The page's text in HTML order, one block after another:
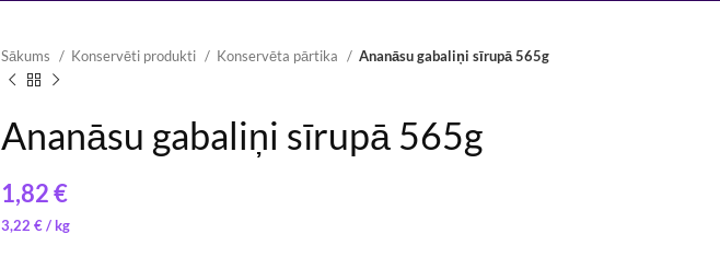
Sākums Konservēti produkti Konservēta pārtika Ananāsu gabaliņi sīrupā 565g
Ananāsu gabaliņi sīrupā 565g
€
3,22 €/